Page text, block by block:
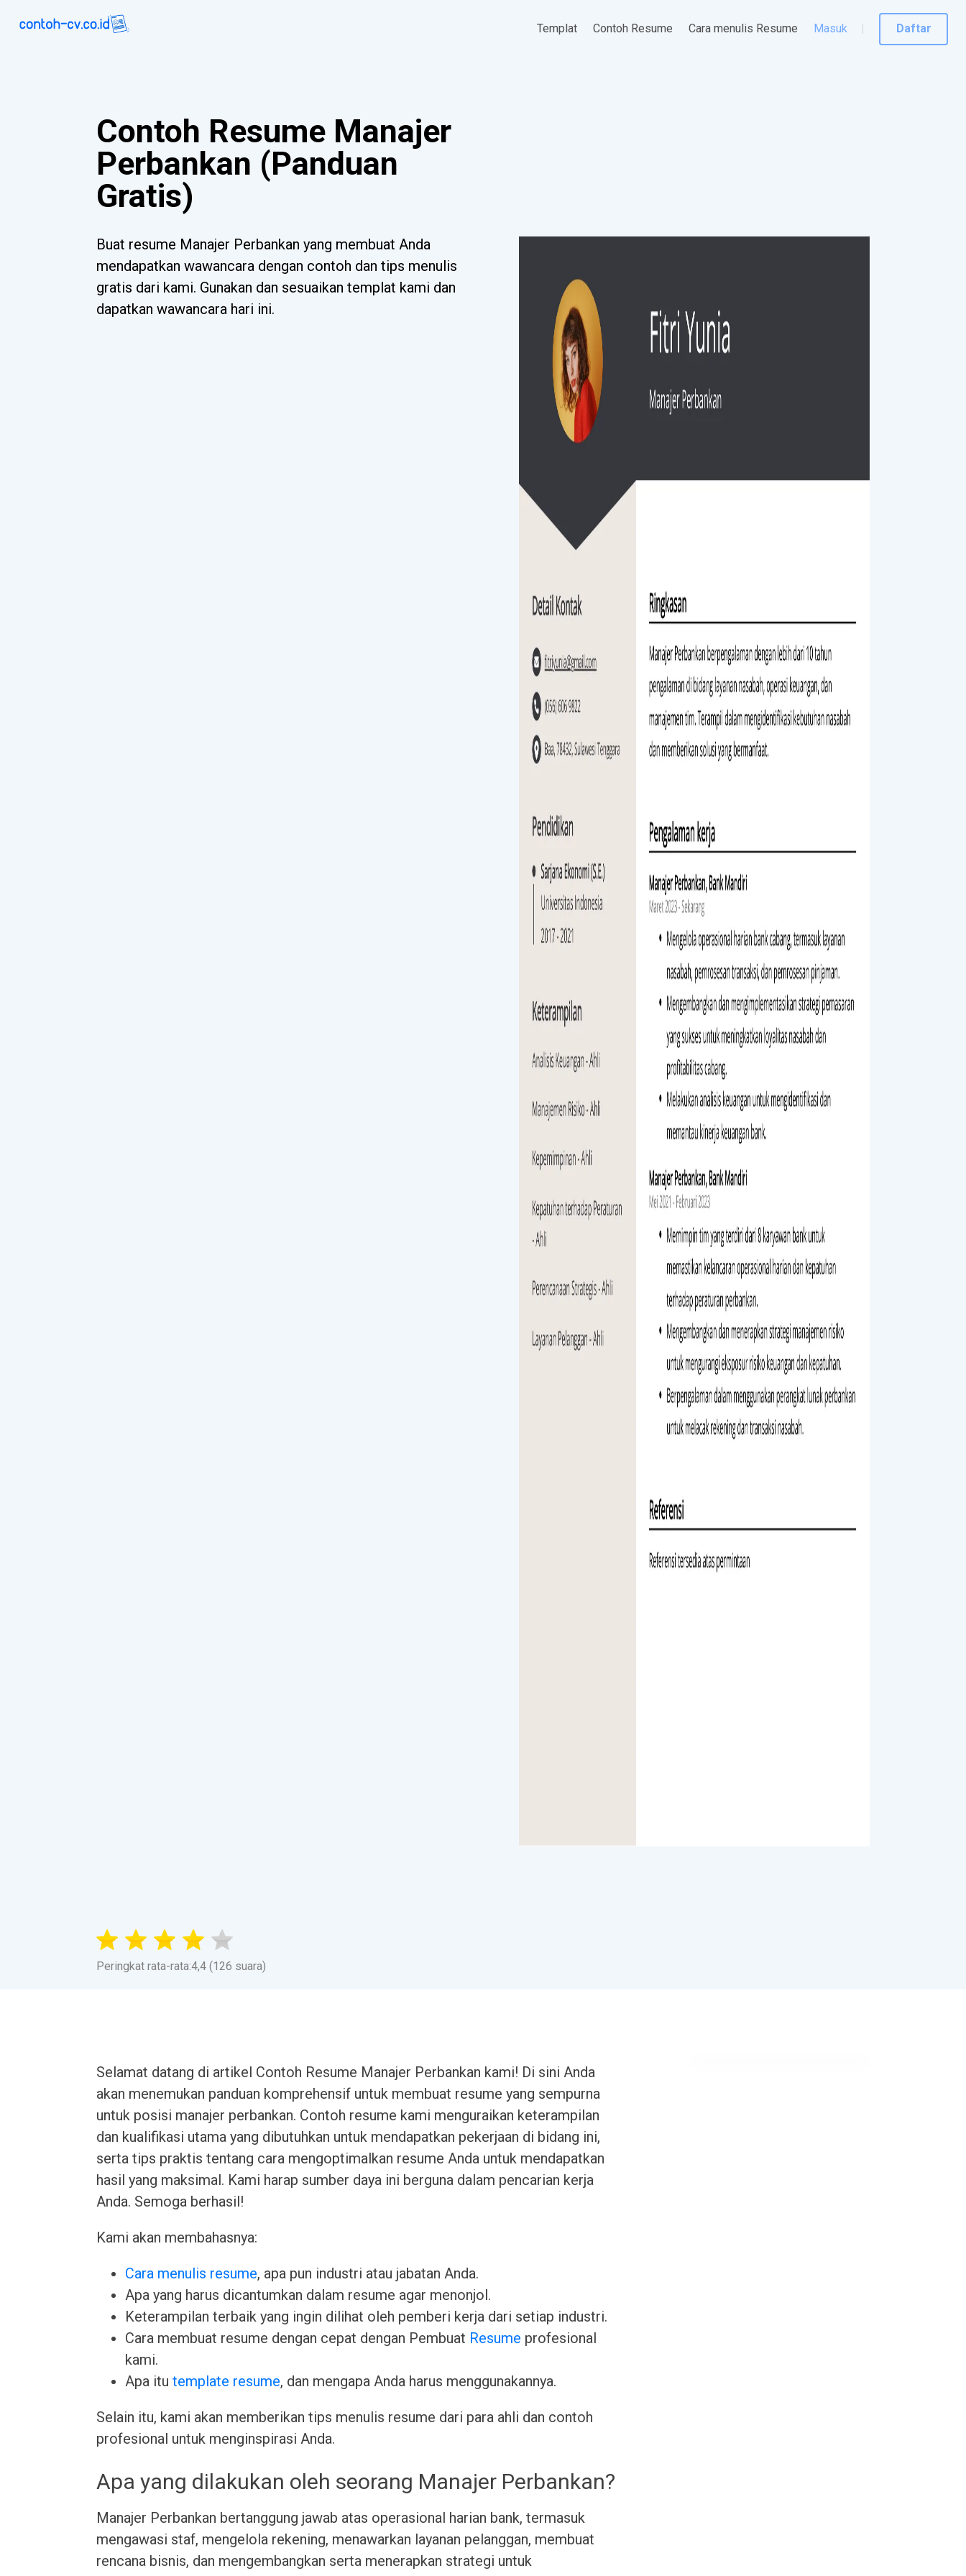
Templat Contoh Resume Cara menulis Resume Masuk Daftar
Contoh Resume Manajer
Perbankan (Panduan
Gratis)
Buat resume Manajer Perbankan yang membuat Anda
mendapatkan wawancara dengan contoh dan tips menulis
gratis dari kami. Gunakan dan sesuaikan templat kami dan
dapatkan wawancara hari ini.
Peringkat rata-rata:4,4 (126 suara)
Selamat datang di artikel Contoh Resume Manajer Perbankan kami! Di sini Anda
akan menemukan panduan komprehensif untuk membuat resume yang sempurna
untuk posisi manajer perbankan. Contoh resume kami menguraikan keterampilan
dan kualifikasi utama yang dibutuhkan untuk mendapatkan pekerjaan di bidang ini,
serta tips praktis tentang cara mengoptimalkan resume Anda untuk mendapatkan
hasil yang maksimal. Kami harap sumber daya ini berguna dalam pencarian kerja
Anda. Semoga berhasil!
Kami akan membahasnya:
Cara menulis resume, apa pun industri atau jabatan Anda.
Apa yang harus dicantumkan dalam resume agar menonjol.
Keterampilan terbaik yang ingin dilihat oleh pemberi kerja dari setiap industri.
Cara membuat resume dengan cepat dengan Pembuat Resume profesional
kami.
Apa itutemplate resume, dan mengapa Anda harus menggunakannya.
Selain itu, kami akan memberikan tips menulis resume dari para ahli dan contoh
profesional untuk menginspirasi Anda.
Apa yang dilakukan oleh seorang Manajer Perbankan?
Manajer Perbankan bertanggung jawab atas operasional harian bank, termasuk
mengawasi staf, mengelola rekening, menawarkan layanan pelanggan, membuat
rencana bisnis, dan mengembangkan serta menerapkan strategi untuk